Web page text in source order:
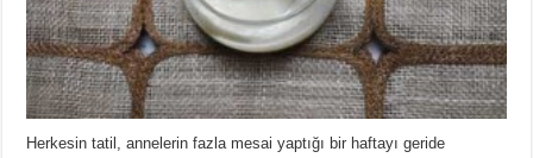
Herkesin tatil, annelerin fazla mesai yaptığı bir haftayı geride